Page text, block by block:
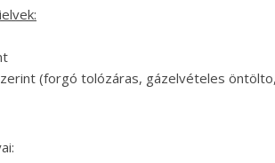
elvek:
(forgó tolózáras, gázelvételes